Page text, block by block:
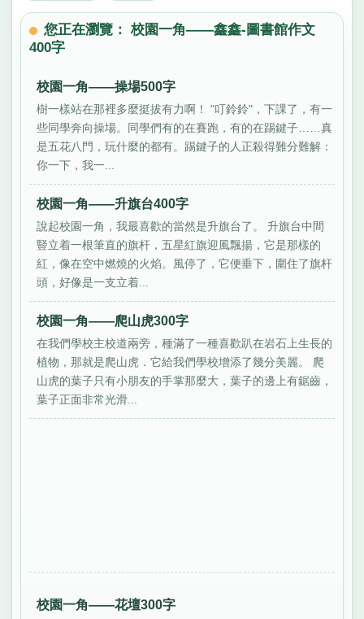
您正在瀏覽： 校園一角——鑫鑫-圖書館作文
400字
校園一角——操場500字
樹一樣站在那裡多麼挺拔有力啊！ "叮鈴鈴"，下課了，有一
些同學奔向操場。同學們有的在賽跑，有的在踢鍵子……真
是五花八門，玩什麼的都有。踢鍵子的人正殺得難分難解：
你一下，我一...
校園一角——升旗台400字
說起校園一角，我最喜歡的當然是升旗台了。 升旗台中間
豎立着一根筆直的旗杆，五星紅旗迎風飄揚，它是那樣的
紅，像在空中燃燒的火焰。風停了，它便垂下，圍住了旗杆
頭，好像是一支立着...
校園一角——爬山虎300字
在我們學校主校道兩旁，種滿了一種喜歡趴在岩石上生長的
植物，那就是爬山虎．它給我們學校增添了幾分美麗。 爬
山虎的葉子只有小朋友的手掌那麼大，葉子的邊上有鋸齒，
葉子正面非常光滑...
校園一角——花壇300字